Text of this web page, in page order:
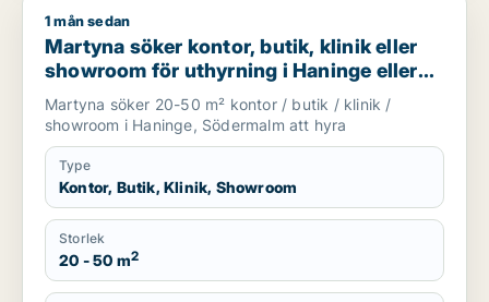
Martyna söker kontor, butik, klinik eller showroom för
1 mån sedan
Martyna söker kontor, butik, klinik eller
showroom för uthyrning i Haninge eller
Södermalm
Martyna söker 20-50 m² kontor / butik / klinik /
showroom i Haninge, Södermalm att hyra
Type
Kontor, Butik, Klinik, Showroom
Storlek
20 - 50 m2